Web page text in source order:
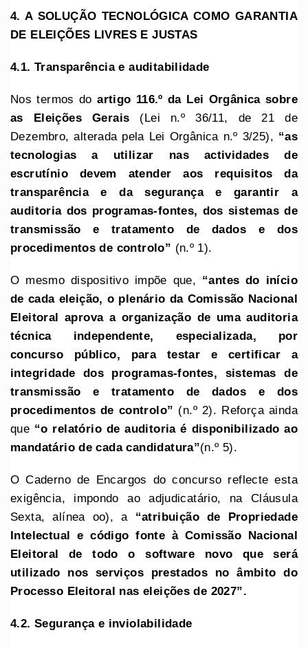
4. A SOLUÇÃO TECNOLÓGICA COMO GARANTIA
DE ELEIÇÕES LIVRES E JUSTAS
4.1. Transparência e auditabilidade
Nos termos doartigo 116.º da Lei Orgânica sobre
as Eleições Gerais (Lei n.º 36/11, de 21 de
Dezembro, alterada pela Lei Orgânica n.º 3/25), “as
tecnologias a utilizar nas actividades de
escrutínio devem atender aos requisitos da
transparência e da segurança e garantir a
auditoria dos programas-fontes, dos sistemas de
transmissão e tratamento de dados e dos
procedimentos de controlo” (n.º 1).
O mesmo dispositivo impõe que, “antes do início
de cada eleição, o plenário da Comissão Nacional
Eleitoral aprova a organização de uma auditoria
técnica independente, especializada, por
concurso público, para testar e certificar a
integridade dos programas-fontes, sistemas de
transmissão e tratamento de dados e dos
procedimentos de controlo” (n.º 2). Reforça ainda
que “o relatório de auditoria é disponibilizado ao
mandatário de cada candidatura”(n.º 5).
O Caderno de Encargos do concurso reflecte esta
exigência, impondo ao adjudicatário, na Cláusula
Sexta, alínea oo), a “atribuição de Propriedade
Intelectual e código fonte à Comissão Nacional
Eleitoral de todo o software novo que será
utilizado nos serviços prestados no âmbito do
Processo Eleitoral nas eleições de 2027”.
4.2. Segurança e inviolabilidade